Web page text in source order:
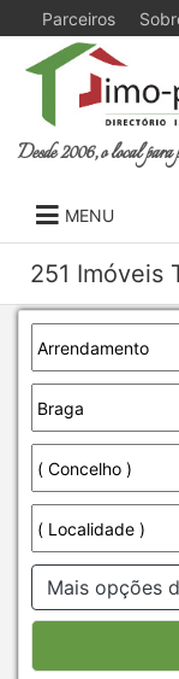
Parceiros
Desde 2006, o local
MENU
251 Imóveis
Mais opções